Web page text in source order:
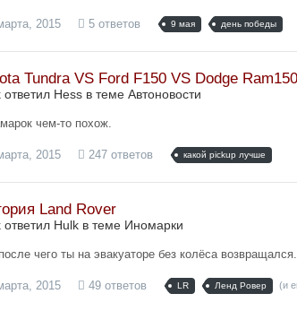
2015 5 ответов 9 мая день победы
Tundra VS Ford F150 VS Dodge
ответил Hess в теме Автоновости
чем-то похож.
2015 247 ответов какой pickup лучше
Land Rover
ответил Hulk в теме Иномарки
чего ты на эвакуаторе без колёса возвращался.
2015 49 ответов LR Ленд Ровер (и